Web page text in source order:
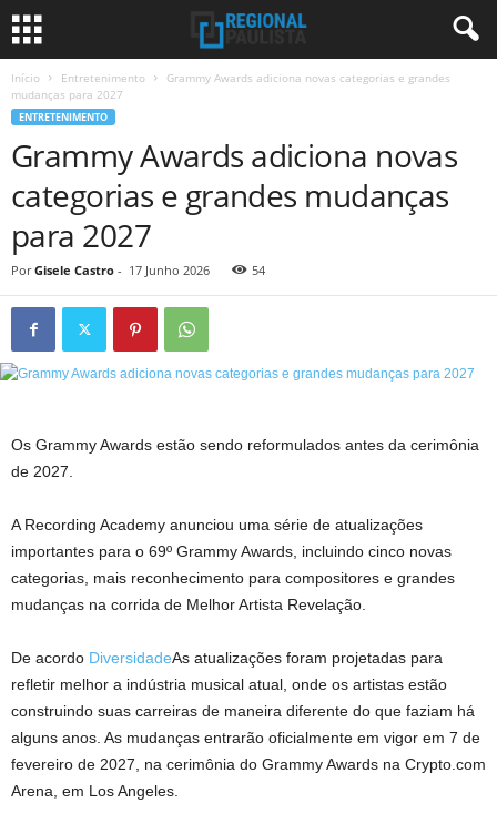
Início Entretenimento
Grammy Awards adiciona novas categorias e grandes
mudanças para 2027
ENTRETENIMENTO
Grammy Awards adiciona novas
categorias e grandes mudanças
para 2027
Por Gisele Castro - 17 Junho 2026 54
Os Grammy Awards estão sendo reformulados antes da cerimônia
de 2027.
A Recording Academy anunciou uma série de atualizações
importantes para o 69º Grammy Awards, incluindo cinco novas
categorias, mais reconhecimento para compositores e grandes
mudanças na corrida de Melhor Artista Revelação.
De acordo DiversidadeAs atualizações foram projetadas para
refletir melhor a indústria musical atual, onde os artistas estão
construindo suas carreiras de maneira diferente do que faziam há
alguns anos. As mudanças entrarão oficialmente em vigor em 7 de
fevereiro de 2027, na cerimônia do Grammy Awards na Crypto.com
Arena, em Los Angeles.